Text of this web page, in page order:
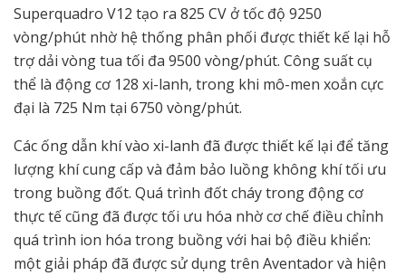
Superquadro V12 tạo ra 825 CV ở tốc độ 9250
vòng/phút nhờ hệ thống phân phối được thiết kế lại hỗ
trợ dải vòng tua tối đa 9500 vòng/phút. Công suất cụ
thể là động cơ 128 xi-lanh, trong khi mô-men xoắn cực
đại là 725 Nm tại 6750 vòng/phút.
Các ống dẫn khí vào xi-lanh đã được thiết kế lại để tăng
lượng khí cung cấp và đảm bảo luồng không khí tối ưu
trong buồng đốt. Quá trình đốt cháy trong động cơ
thực tế cũng đã được tối ưu hóa nhờ cơ chế điều chỉnh
quá trình ion hóa trong buồng với hai bộ điều khiển:
một giải pháp đã được sử dụng trên Aventador và hiện